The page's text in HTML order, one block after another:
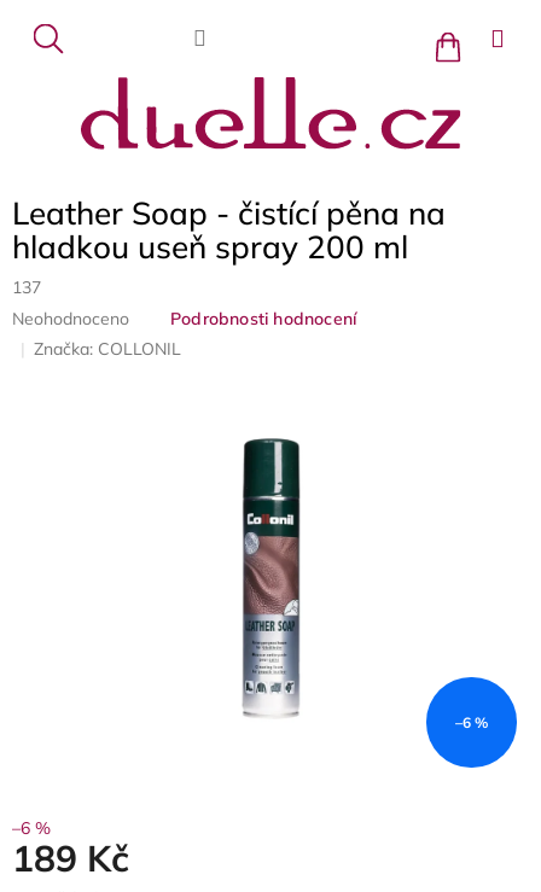
obsah
Nákupní
košík
Leather Soap - čistící pěna na
hladkou useň spray 200 ml
137
Průměrné
produktu
Neohodnoceno
Podrobnosti hodnocení
Značka: COLLONIL
–6 %
–6 %
189 Kč